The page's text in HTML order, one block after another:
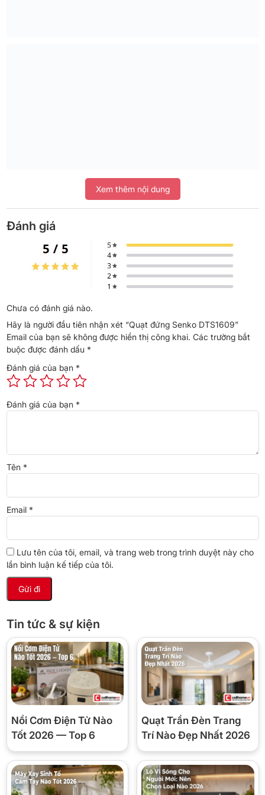
Xem thêm nội dung
Đánh giá
Chưa có đánh giá nào.
Hãy là người đầu tiên nhận xét “Quạt đứng Senko DTS1609”
Email của bạn sẽ không được hiển thị công khai. Các trường bắt
buộc được đánh dấu *
Đánh giá của bạn *
Đánh giá của bạn *
Tên *
Email *
Lưu tên của tôi, email, và trang web trong trình duyệt này cho
lần bình luận kế tiếp của tôi.
Tin tức & sự kiện
Nồi Cơm Điện Tử Nào
Tốt 2026 — Top 6
Quạt Trần Đèn Trang
Trí Nào Đẹp Nhất 2026